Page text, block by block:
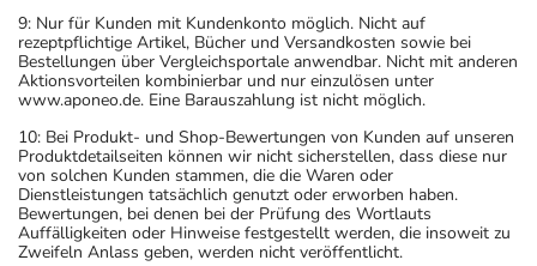
9: Nur für Kunden mit Kundenkonto möglich. Nicht auf
rezeptpflichtige Artikel, Bücher und Versandkosten sowie bei
Bestellungen über Vergleichsportale anwendbar. Nicht mit anderen
Aktionsvorteilen kombinierbar und nur einzulösen unter
www.aponeo.de. Eine Barauszahlung ist nicht möglich.
10: Bei Produkt- und Shop-Bewertungen von Kunden auf unseren
Produktdetailseiten können wir nicht sicherstellen, dass diese nur
von solchen Kunden stammen, die die Waren oder
Dienstleistungen tatsächlich genutzt oder erworben haben.
Bewertungen, bei denen bei der Prüfung des Wortlauts
Auffälligkeiten oder Hinweise festgestellt werden, die insoweit zu
Zweifeln Anlass geben, werden nicht veröffentlicht.